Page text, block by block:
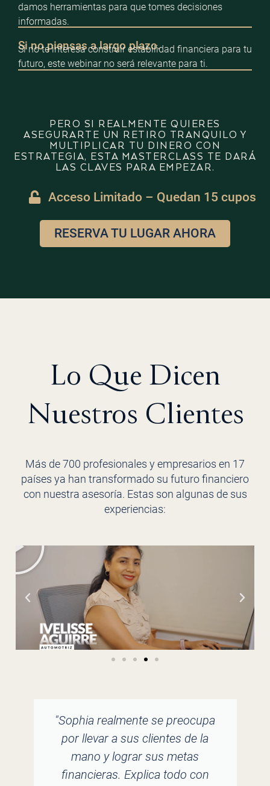
damos herramientas para que tomes decisiones
informadas.
Si no piensas a largo plazo.
Si no te interesa construir estabilidad financiera para tu
futuro, este webinar no será relevante para ti.
PERO SI REALMENTE QUIERES
ASEGURARTE UN RETIRO TRANQUILO Y
MULTIPLICAR TU DINERO CON
ESTRATEGIA, ESTA MASTERCLASS TE DARÁ
LAS CLAVES PARA EMPEZAR.
Acceso Limitado – Quedan 15 cupos
RESERVA TU LUGAR AHORA
Lo Que Dicen
Nuestros Clientes
Más de 700 profesionales y empresarios en 17
países ya han transformado su futuro financiero
con nuestra asesoría. Estas son algunas de sus
experiencias:
"Sophia realmente se preocupa
por llevar a sus clientes de la
mano y lograr sus metas
financieras. Explica todo con